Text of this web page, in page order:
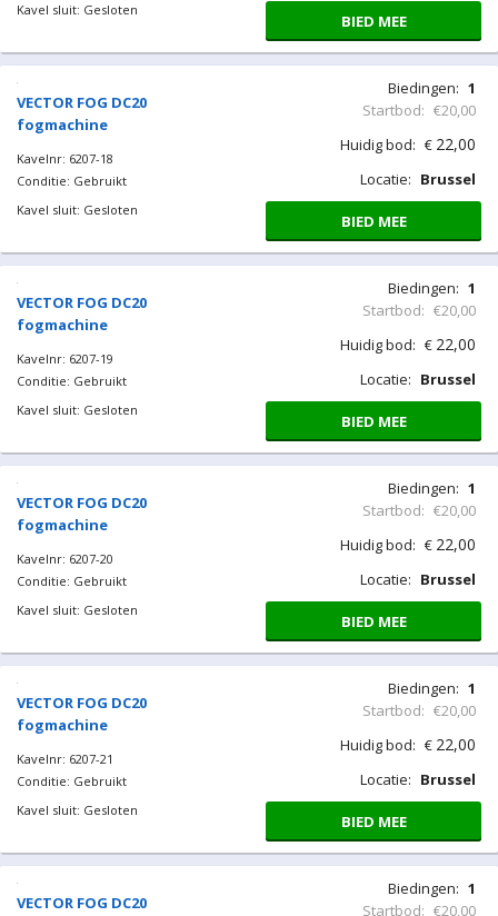
Kavel sluit: Gesloten
BIED MEE
VECTOR FOG DC20
fogmachine
Kavelnr: 6207-18
Conditie: Gebruikt
Kavel sluit: Gesloten
Biedingen: 1
Startbod: €20,00
Huidig bod: € 22,00
Locatie: Brussel
BIED MEE
VECTOR FOG DC20
fogmachine
Kavelnr: 6207-19
Conditie: Gebruikt
Kavel sluit: Gesloten
Biedingen: 1
Startbod: €20,00
Huidig bod: € 22,00
Locatie: Brussel
BIED MEE
VECTOR FOG DC20
fogmachine
Kavelnr: 6207-20
Conditie: Gebruikt
Kavel sluit: Gesloten
Biedingen: 1
Startbod: €20,00
Huidig bod: € 22,00
Locatie: Brussel
BIED MEE
VECTOR FOG DC20
fogmachine
Kavelnr: 6207-21
Conditie: Gebruikt
Kavel sluit: Gesloten
Biedingen: 1
Startbod: €20,00
Huidig bod: € 22,00
Locatie: Brussel
BIED MEE
VECTOR FOG DC20
Biedingen: 1
Startbod: €20,00